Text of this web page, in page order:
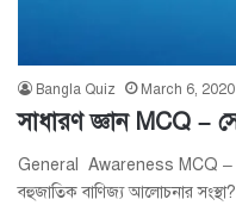
Bangla Quiz March 6, 2020
সাধারণ জ্ঞান MCQ –
General Awareness MCQ –
বহুজাতিক বাণিজ্য আলোচনার